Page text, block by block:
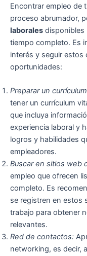
Encontrar empleo de
proceso abrumador,
laborales disponibles
tiempo completo. Es
interés y seguir estos
oportunidades:
Preparar un
tener un currículum
que incluya
experiencia laboral y
logros y habilidades
empleadores.
Buscar en sitios web
empleo que ofrecen
completo. Es
se registren en estos
trabajo para obtener
relevantes.
Red de contactos:
networking, es decir,